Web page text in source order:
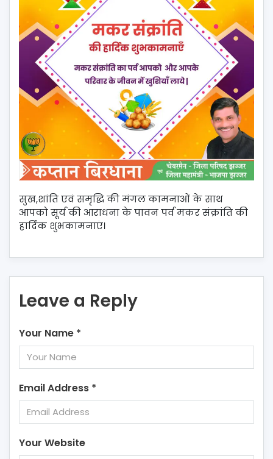
सुख,शांति एवं समृद्धि की मंगल कामनाओं के साथ
आपको सूर्य की आराधना के पावन पर्व मकर संक्रांति की
हार्दिक शुभकामनाएं।
Leave a Reply
Your Name *
Email Address *
Your Website